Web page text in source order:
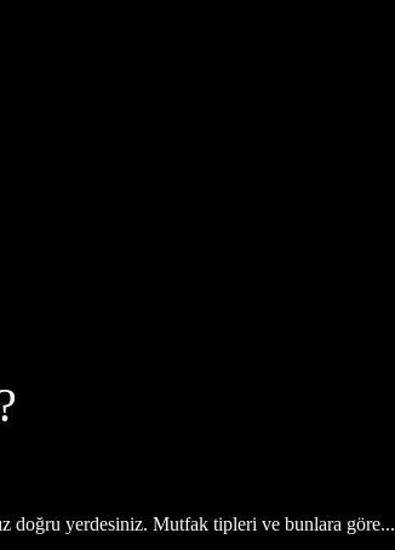
doğru yerdesiniz. Mutfak tipleri ve bunlara göre...